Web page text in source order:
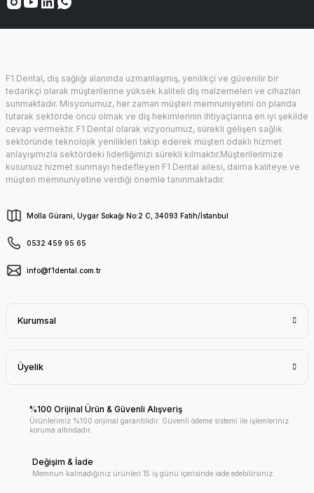
F1 Dental, diş sağlığı alanında uzmanlaşmış, yenilikçi ve güvenilir bir
tedarikçi olarak müşterilerine yüksek kaliteli diş malzemeleri ve cihazları
sunmaktadır. Misyonumuz, her zaman müşteri memnuniyetini ön planda
tutarak sektörde öncü olmak ve diş hekimlerinin ihtiyaçlarına en iyi şekilde
cevap vermektir. F1 Dental olarak vizyonumuz, sürekli gelişen sağlık
sektöründe teknolojik yenilikleri takip ederek müşteri odaklı hizmet
anlayışımızla sektördeki liderliğimizi sürekli kılmaktır.Müşterilerimize
kusursuz hizmet sunmayı hedefleyen F1 Dental ailesi, daima kaliteye ve
müşteri memnuniyetine verdiği önemle tanınmaktadır.
Molla Gürani, Uygar Sokağı No:2 C, 34093 Fatih/İstanbul
0532 459 95 65
info@f1dental.com.tr
Kurumsal
Üyelik
%100 Orijinal Ürün & Güvenli Alışveriş
Ürünlerimiz %100 orijinal garantilidir. Güvenli ödeme sistemi ile işlemleriniz
koruma altındadır.
Değişim & İade
Memnun kalmadığınız ürünleri 15 iş günü içerisinde iade edebilirsiniz.